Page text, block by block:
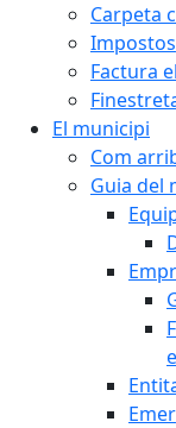
Carpeta
Impostos
Factura
El municipi
Com
Guia del